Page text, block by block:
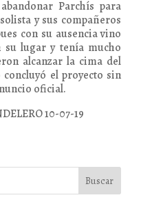
Parchís para
y sus compañeros
con su ausencia vino
su lugar y tenía mucho
alcanzar la cima del
concluyó el proyecto sin
oficial.
10-07-19